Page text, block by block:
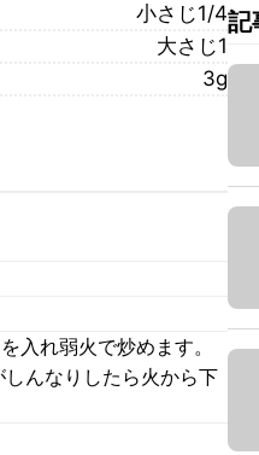
小さじ1/4
大さじ1
3g
入れ弱火で炒めます。
んなりしたら火から下
記